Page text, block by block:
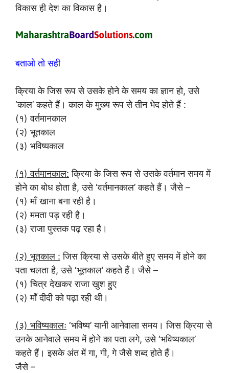
विकास ही देश का विकास है।
बताओ तो सही
क्रिया के जिस रूप से उसके होने के समय का ज्ञान हो, उसे
‘काल’ कहते हैं। काल के मुख्य रूप से तीन भेद होते हैं :
(१) वर्तमानकाल
(२) भूतकाल
(३) भविष्यकाल
(१) वर्तमानकाल: क्रिया के जिस रूप से उसके वर्तमान समय में
होने का बोध होता है, उसे ‘वर्तमानकाल’ कहते हैं। जैसे –
(१) माँ खाना बना रही है।
(२) ममता पड़ रही है।
(३) राजा पुस्तक पढ़ रहा है।
(२) भूतकाल : जिस क्रिया से उसके बीते हुए समय में होने का
पता चलता है, उसे ‘भूतकाल’ कहते हैं। जैसे –
(१) चित्र देखकर राजा खुश हुए
(२) माँ दीदी को पढ़ा रही थी।
(३) भविष्यकालः ‘भविष्य’ यानी आनेवाला समय। जिस क्रिया से
उनके आनेवाले समय में होने का पता लगे, उसे ‘भविष्यकाल’
कहते हैं। इसके अंत में गा, गी, गे जैसे शब्द होते हैं।
जैसे –